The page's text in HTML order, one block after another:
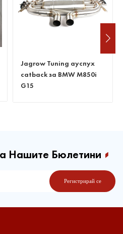
Jagrow Tuning ауспух
catback за BMW M850i
G15
Нашите Бюлетини